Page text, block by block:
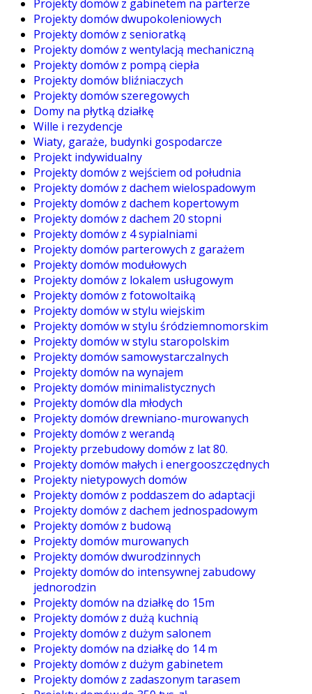
Projekty domów z gabinetem na parterze
Projekty domów dwupokoleniowych
Projekty domów z senioratką
Projekty domów z wentylacją mechaniczną
Projekty domów z pompą ciepła
Projekty domów bliźniaczych
Projekty domów szeregowych
Domy na płytką działkę
Wille i rezydencje
Wiaty, garaże, budynki gospodarcze
Projekt indywidualny
Projekty domów z wejściem od południa
Projekty domów z dachem wielospadowym
Projekty domów z dachem kopertowym
Projekty domów z dachem 20 stopni
Projekty domów z 4 sypialniami
Projekty domów parterowych z garażem
Projekty domów modułowych
Projekty domów z lokalem usługowym
Projekty domów z fotowoltaiką
Projekty domów w stylu wiejskim
Projekty domów w stylu śródziemnomorskim
Projekty domów w stylu staropolskim
Projekty domów samowystarczalnych
Projekty domów na wynajem
Projekty domów minimalistycznych
Projekty domów dla młodych
Projekty domów drewniano-murowanych
Projekty domów z werandą
Projekty przebudowy domów z lat 80.
Projekty domów małych i energooszczędnych
Projekty nietypowych domów
Projekty domów z poddaszem do adaptacji
Projekty domów z dachem jednospadowym
Projekty domów z budową
Projekty domów murowanych
Projekty domów dwurodzinnych
Projekty domów do intensywnej zabudowy
jednorodzin
Projekty domów na działkę do 15m
Projekty domów z dużą kuchnią
Projekty domów z dużym salonem
Projekty domów na działkę do 14 m
Projekty domów z dużym gabinetem
Projekty domów z zadaszonym tarasem